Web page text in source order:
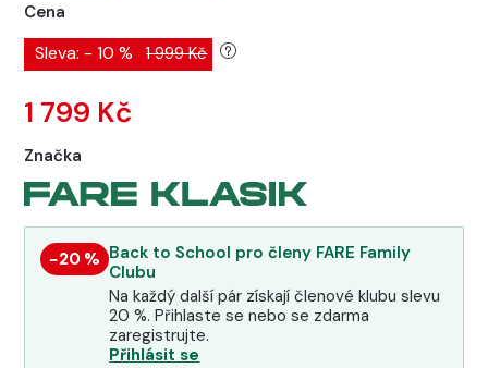
Cena
Sleva: - 10 % 1 999 Kč
1 799 Kč
Značka
−20 % Back to School pro členy FARE Family
Clubu
Na každý další pár získají členové klubu slevu
20 %. Přihlaste se nebo se zdarma
zaregistrujte.
Přihlásit se